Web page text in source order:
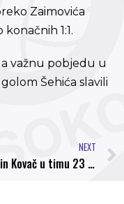
Zaimovića
1:1.
važnu pobjedu u
Šehića slavili
NEXT
Fahrudin Kovač u timu 23 kola po izboru sportske.ba